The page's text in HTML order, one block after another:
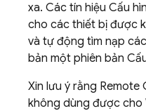
xa. Các tín hiệu Cấu
cho các thiết bị được
và tự động tìm nạp
bản một phiên bản
Xin lưu ý rằng
không dùng được cho